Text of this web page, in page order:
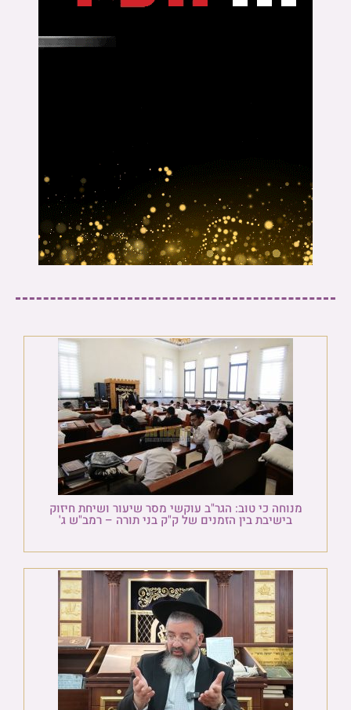
מנוחה כי טוב: הגר"ב עוקשי מסר שיעור ושיחת חיזוק
בישיבת בין הזמנים של ק"ק בני תורה – רמב"ש ג'